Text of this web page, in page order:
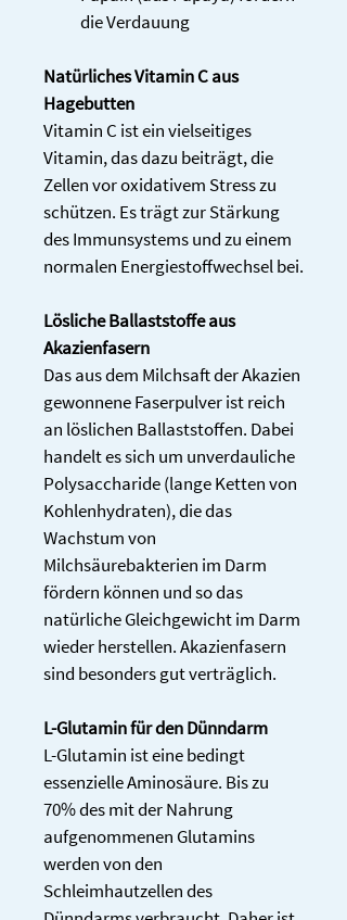
die Verdauung
Natürliches Vitamin C aus
Hagebutten
Vitamin C ist ein vielseitiges
Vitamin, das dazu beiträgt, die
Zellen vor oxidativem Stress zu
schützen. Es trägt zur Stärkung
des Immunsystems und zu einem
normalen Energiestoffwechsel bei.
Lösliche Ballaststoffe aus
Akazienfasern
Das aus dem Milchsaft der Akazien
gewonnene Faserpulver ist reich
an löslichen Ballaststoffen. Dabei
handelt es sich um unverdauliche
Polysaccharide (lange Ketten von
Kohlenhydraten), die das
Wachstum von
Milchsäurebakterien im Darm
fördern können und so das
natürliche Gleichgewicht im Darm
wieder herstellen. Akazienfasern
sind besonders gut verträglich.
L-Glutamin für den Dünndarm
L-Glutamin ist eine bedingt
essenzielle Aminosäure. Bis zu
70% des mit der Nahrung
aufgenommenen Glutamins
werden von den
Schleimhautzellen des